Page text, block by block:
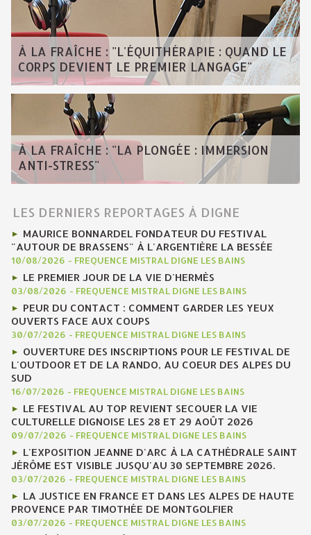
À LA FRAÎCHE : "L'ÉQUITHÉRAPIE : QUAND LE
CORPS DEVIENT LE PREMIER LANGAGE"
À LA FRAÎCHE : "LA PLONGÉE : IMMERSION
ANTI-STRESS"
LES DERNIERS REPORTAGES À DIGNE
MAURICE BONNARDEL FONDATEUR DU FESTIVAL
"AUTOUR DE BRASSENS" À L'ARGENTIÈRE LA BESSÉE
10/08/2026 - FREQUENCE MISTRAL DIGNE LES BAINS
LE PREMIER JOUR DE LA VIE D'HERMÈS
03/08/2026 - FREQUENCE MISTRAL DIGNE LES BAINS
PEUR DU CONTACT : COMMENT GARDER LES YEUX
OUVERTS FACE AUX COUPS
30/07/2026 - FREQUENCE MISTRAL DIGNE LES BAINS
OUVERTURE DES INSCRIPTIONS POUR LE FESTIVAL DE
L'OUTDOOR ET DE LA RANDO, AU COEUR DES ALPES DU
SUD
16/07/2026 - FREQUENCE MISTRAL DIGNE LES BAINS
LE FESTIVAL AU TOP REVIENT SECOUER LA VIE
CULTURELLE DIGNOISE LES 28 ET 29 AOÛT 2026
09/07/2026 - FREQUENCE MISTRAL DIGNE LES BAINS
L'EXPOSITION JEANNE D'ARC À LA CATHÉDRALE SAINT
JÉRÔME EST VISIBLE JUSQU'AU 30 SEPTEMBRE 2026.
03/07/2026 - FREQUENCE MISTRAL DIGNE LES BAINS
LA JUSTICE EN FRANCE ET DANS LES ALPES DE HAUTE
PROVENCE PAR TIMOTHÉE DE MONTGOLFIER
03/07/2026 - FREQUENCE MISTRAL DIGNE LES BAINS